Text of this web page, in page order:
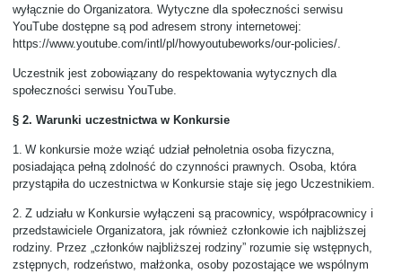
wyłącznie do Organizatora. Wytyczne dla społeczności serwisu
YouTube dostępne są pod adresem strony internetowej:
https://www.youtube.com/intl/pl/howyoutubeworks/our-policies/.
Uczestnik jest zobowiązany do respektowania wytycznych dla
społeczności serwisu YouTube.
§ 2. Warunki uczestnictwa w Konkursie
1. W konkursie może wziąć udział pełnoletnia osoba fizyczna,
posiadająca pełną zdolność do czynności prawnych. Osoba, która
przystąpiła do uczestnictwa w Konkursie staje się jego Uczestnikiem.
2. Z udziału w Konkursie wyłączeni są pracownicy, współpracownicy i
przedstawiciele Organizatora, jak również członkowie ich najbliższej
rodziny. Przez „członków najbliższej rodziny” rozumie się wstępnych,
zstępnych, rodzeństwo, małżonka, osoby pozostające we wspólnym